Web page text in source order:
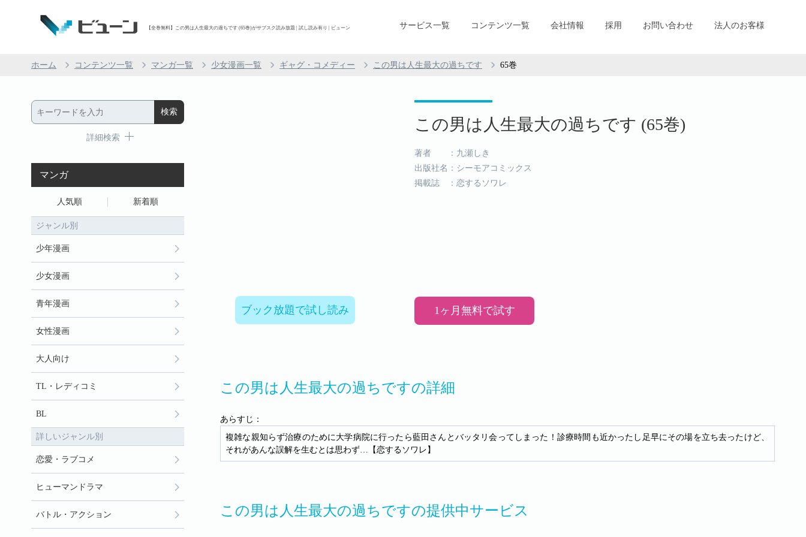
【全巻無料】この男は人生最大の過ちです (65巻)がサブスク読み放題 | 試し読み有り | ビューン サービス一覧 コンテンツ一覧 会社情報 採用 お問い合わせ 法人のお客様
ホーム コンテンツ一覧 マンガ一覧 少女漫画一覧 ギャグ・コメディー この男は人生最大の過ちです 65巻
ブック放題で試し読み
この男は人生最大の過ちです (65巻)
著者 ：九瀬しき
出版社名：シーモアコミックス
掲載誌 ：恋するソワレ
1ヶ月無料で試す
この男は人生最大の過ちですの詳細
あらすじ：
複雑な親知らず治療のために大学病院に行ったら藍田さんとバッタリ会ってしまった！診療時間も近かったし足早にその場を立ち去ったけど、
それがあんな誤解を生むとは思わず…【恋するソワレ】
この男は人生最大の過ちですの提供中サービス
詳細検索
マンガ
人気順 新着順
ジャンル別
少年漫画
少女漫画
青年漫画
女性漫画
大人向け
TL・レディコミ
BL
詳しいジャンル別
恋愛・ラブコメ
ヒューマンドラマ
バトル・アクション